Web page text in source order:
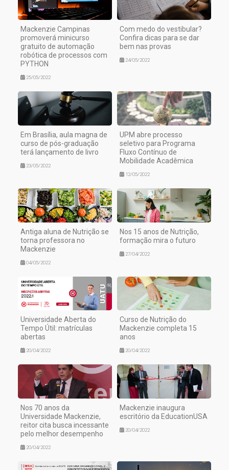
Mackenzie Campinas
promoverá minicurso
gratuito de automação
robótica de processos com
PYTHON
25/05/2022
Com medo do vestibular?
Confira dicas para se dar
bem nas provas
24/05/2022
Em Brasília, aula magna de
curso de pós-graduação
terá lançamento de livro
23/05/2022
UPM abre processo
seletivo para Programa
Fluxo Contínuo de
Mobilidade Acadêmica
12/05/2022
Antiga aluna de Nutrição se
torna professora no
Mackenzie
04/05/2022
Nos 15 anos de Nutrição,
formação mira o futuro
27/04/2022
Universidade Aberta do
Tempo Útil: matrículas
abertas
20/04/2022
Curso de Nutrição do
Mackenzie completa 15
anos
20/04/2022
Nos 70 anos da
Universidade Mackenzie,
reitor cita busca incessante
pelo melhor desempenho
20/04/2022
Mackenzie inaugura
escritório da EducationUSA
20/04/2022